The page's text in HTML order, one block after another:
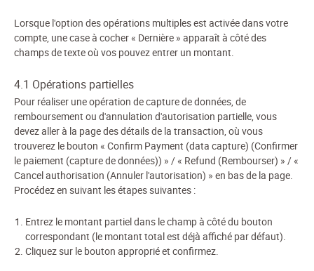
Lorsque l'option des opérations multiples est activée dans votre
compte, une case à cocher « Dernière » apparaît à côté des
champs de texte où vos pouvez entrer un montant.
4.1 Opérations partielles
Pour réaliser une opération de capture de données, de
remboursement ou d'annulation d'autorisation partielle, vous
devez aller à la page des détails de la transaction, où vous
trouverez le bouton « Confirm Payment (data capture) (Confirmer
le paiement (capture de données)) » / « Refund (Rembourser) » / «
Cancel authorisation (Annuler l'autorisation) » en bas de la page.
Procédez en suivant les étapes suivantes :
Entrez le montant partiel dans le champ à côté du bouton
correspondant (le montant total est déjà affiché par défaut).
Cliquez sur le bouton approprié et confirmez.